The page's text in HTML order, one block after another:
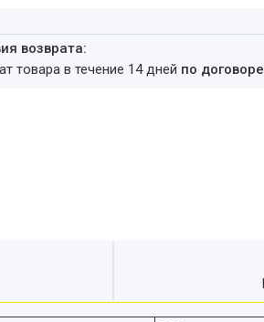
товара в течение 14 дней по